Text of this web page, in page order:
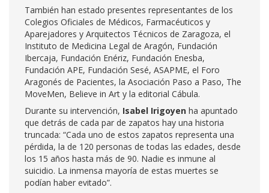
También han estado presentes representantes de los
Colegios Oficiales de Médicos, Farmacéuticos y
Aparejadores y Arquitectos Técnicos de Zaragoza, el
Instituto de Medicina Legal de Aragón, Fundación
Ibercaja, Fundación Enériz, Fundación Enesba,
Fundación APE, Fundación Sesé, ASAPME, el Foro
Aragonés de Pacientes, la Asociación Paso a Paso, The
MoveMen, Believe in Art y la editorial Cábula.
Durante su intervención, Isabel Irigoyen ha apuntado
que detrás de cada par de zapatos hay una historia
truncada: “Cada uno de estos zapatos representa una
pérdida, la de 120 personas de todas las edades, desde
los 15 años hasta más de 90. Nadie es inmune al
suicidio. La inmensa mayoría de estas muertes se
podían haber evitado”.